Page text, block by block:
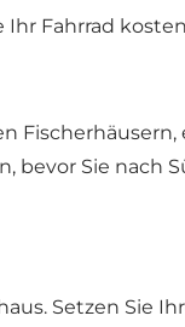
Fahrrad
Sie nach
Setzen Sie